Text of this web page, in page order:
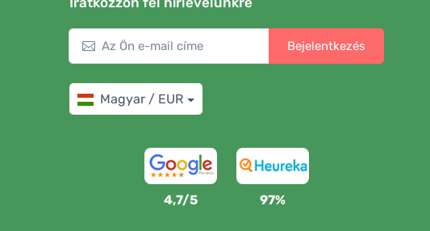
Bejelentkezés
Magyar / EUR
4,7/5 97%